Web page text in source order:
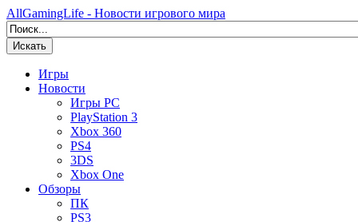
AllGamingLife - Новости игрового мира
Искать
Игры
Новости
Игры PC
PlayStation 3
Xbox 360
PS4
3DS
Xbox One
Обзоры
ПК
PS3